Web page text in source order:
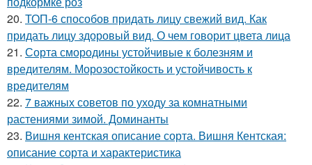
20. ТОП-6 способов придать лицу свежий вид. Как
придать лицу здоровый вид. О чем говорит цвета лица
21. Сорта смородины устойчивые к болезням и
вредителям. Морозостойкость и устойчивость к
вредителям
22. 7 важных советов по уходу за комнатными
растениями зимой. Доминанты
23. Вишня кентская описание сорта. Вишня Кентская:
описание сорта и характеристика